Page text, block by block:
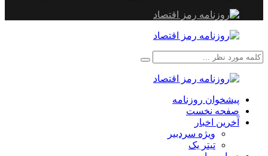
پیشخوان روزنامه
صفحه نخست
آخرین اخبار
ویژه سردبیر
تیتر یک